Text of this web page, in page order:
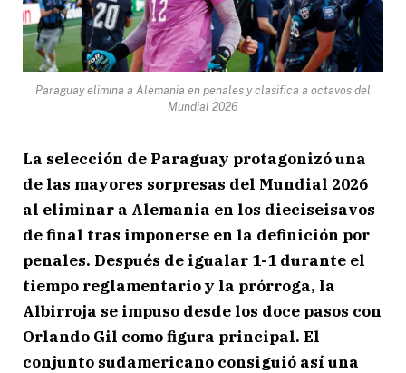
Paraguay elimina a Alemania en penales y clasifica a octavos del
Mundial 2026
La selección de Paraguay protagonizó una
de las mayores sorpresas del Mundial 2026
al eliminar a Alemania en los dieciseisavos
de final tras imponerse en la definición por
penales. Después de igualar 1-1 durante el
tiempo reglamentario y la prórroga, la
Albirroja se impuso desde los doce pasos con
Orlando Gil como figura principal. El
conjunto sudamericano consiguió así una